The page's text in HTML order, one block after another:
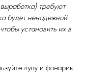
требуют
будет ненадежной.
установить их в
лупу и фонарик